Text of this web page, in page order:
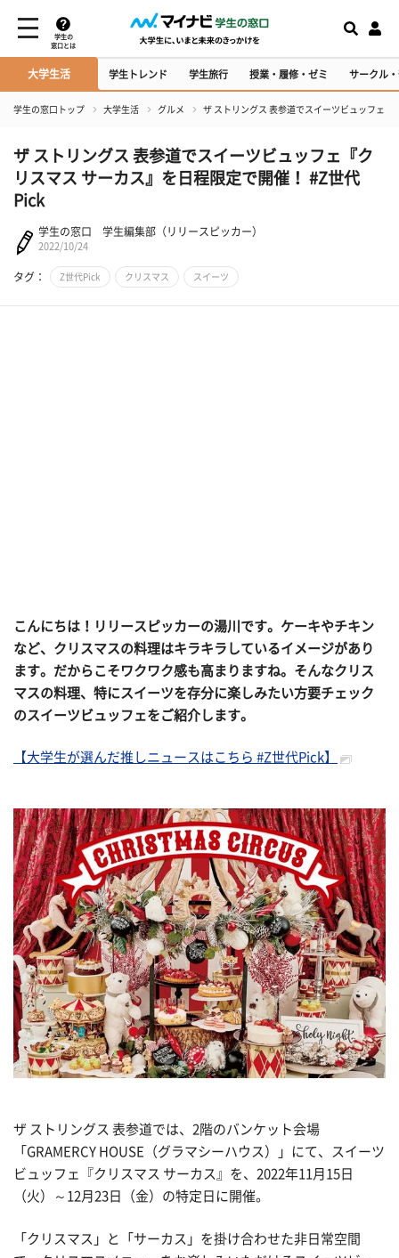
学生の
窓口とは
大学生活 学生トレンド 学生旅行 授業・履修・ゼミ サークル
学生の窓口トップ 大学生活 グルメ ザ ストリングス 表参道でスイーツビュッフェ
ザ ストリングス 表参道でスイーツビュッフェ『ク
リスマス サーカス』を日程限定で開催！ #Z世代
Pick
学生の窓口 学生編集部（リリースピッカー）
2022/10/24
タグ： Z世代Pick クリスマス スイーツ
こんにちは！リリースピッカーの湯川です。ケーキやチキン
など、クリスマスの料理はキラキラしているイメージがあり
ます。だからこそワクワク感も高まりますね。そんなクリス
マスの料理、特にスイーツを存分に楽しみたい方要チェック
のスイーツビュッフェをご紹介します。
【大学生が選んだ推しニュースはこちら #Z世代Pick】
ザ ストリングス 表参道では、2階のバンケット会場
「GRAMERCY HOUSE（グラマシーハウス）」にて、スイーツ
ビュッフェ『クリスマス サーカス』を、2022年11月15日
（火）～12月23日（金）の特定日に開催。
「クリスマス」と「サーカス」を掛け合わせた非日常空間